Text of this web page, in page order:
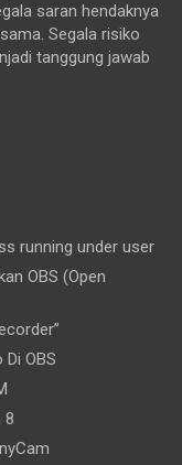
saran hendaknya
Segala risiko
tanggung jawab
running under user
OBS (Open
OBS
8